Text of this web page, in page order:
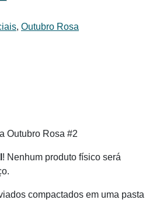
, Outubro Rosa
Outubro Rosa #2
! Nenhum produto físico será
compactados em uma pasta